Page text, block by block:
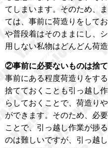
てしまいます。そのため、
ては、事前に荷造りをして
や普段着はそのままにし、
用しない私物はどんどん荷
②事前に必要ないものは捨
事前にある程度荷造りをす
捨てておくことも引っ越し
らしておくことで、荷造り
ができます。そのため、必
ことで、引っ越し作業が捗
のは難しいですが、引っ越